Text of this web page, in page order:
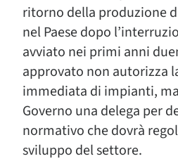
ritorno della produzione
nel Paese dopo
avviato nei primi anni
approvato non autorizza
immediata di impianti,
Governo una delega per
normativo che dovrà
sviluppo del settore.